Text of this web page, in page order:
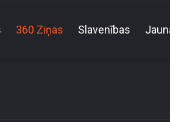
360 Ziņas Slavenības